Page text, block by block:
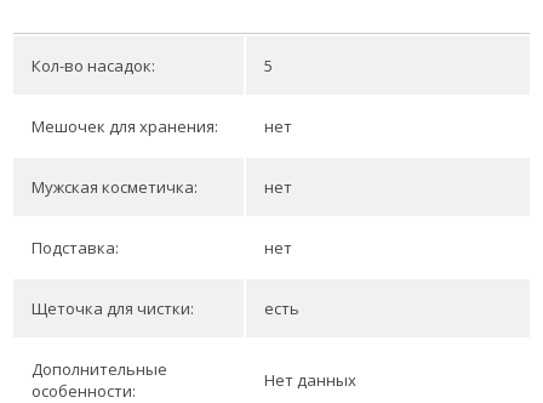
Кол-во насадок: 5
Мешочек для хранения: нет
Мужская косметичка: нет
Подставка: нет
Щеточка для чистки: есть
Дополнительные
особенности:
Нет данных